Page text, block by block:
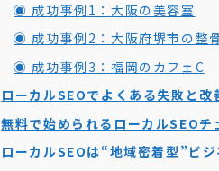
◉ 成功事例1：大阪の美容室
◉ 成功事例2：大阪府堺市の整
◉ 成功事例3：福岡のカフェC
ローカルSEOでよくある失敗と改
無料で始められるローカルSEOチ
ローカルSEOは“地域密着型”ビ